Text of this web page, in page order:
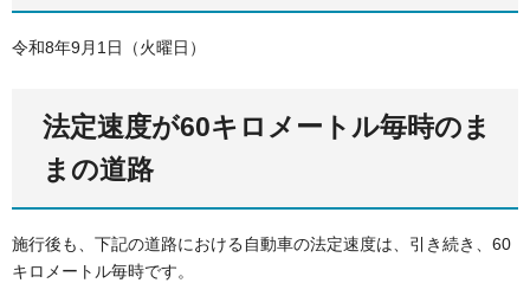
令和8年9月1日（火曜日）
法定速度が60キロメートル毎時のま
まの道路
施行後も、下記の道路における自動車の法定速度は、引き続き、60
キロメートル毎時です。